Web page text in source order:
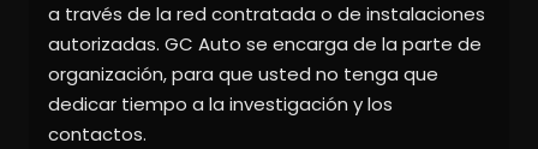
a través de la red contratada o de instalaciones
autorizadas. GC Auto se encarga de la parte de
organización, para que usted no tenga que
dedicar tiempo a la investigación y los
contactos.